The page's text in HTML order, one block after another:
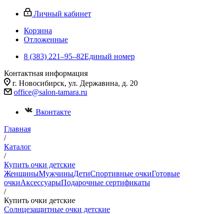
Личный кабинет
Корзина
Отложенные
8 (383) 221‒95‒82Единый номер
Контактная информация
г. Новосибирск, ул. Державина, д. 20
office@salon-tamara.ru
Вконтакте
Главная
/
Каталог
/
Купить очки детские
ЖенщиныМужчиныДетиСпортивные очкиГотовые
очкиАксессуарыПодарочные сертификаты
/
Купить очки детские
Солнцезащитные очки детские